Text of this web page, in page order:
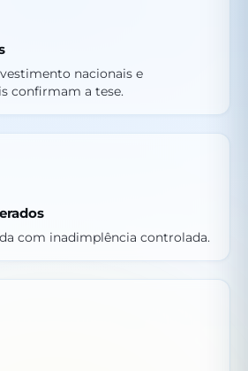
nacionais e
confirmam a tese.
com inadimplência controlada.